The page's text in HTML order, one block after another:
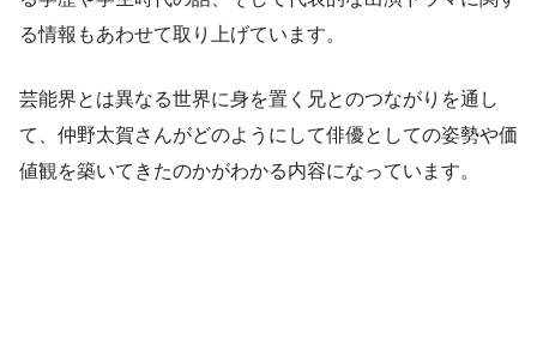
る情報もあわせて取り上げています。
芸能界とは異なる世界に身を置く兄とのつながりを通し
て、仲野太賀さんがどのようにして俳優としての姿勢や価
値観を築いてきたのかがわかる内容になっています。